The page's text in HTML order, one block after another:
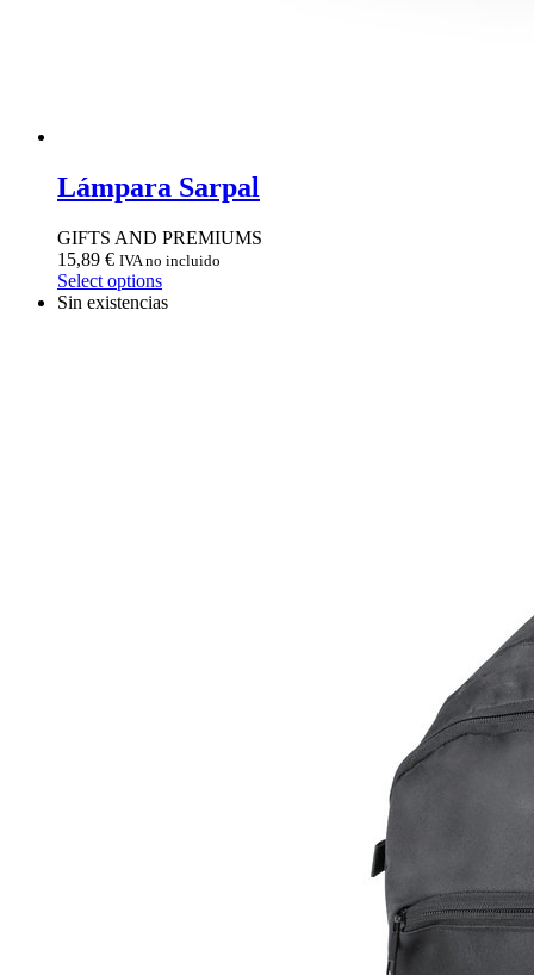
Lámpara Sarpal
GIFTS AND PREMIUMS
15,89 € IVA no incluido
Select options
Sin existencias